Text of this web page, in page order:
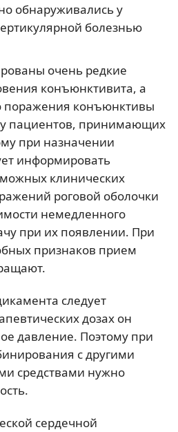
обнаруживались у
болезнью
очень редкие
конъюнктивита, а
поражения конъюнктивы
пациентов, принимающих
при назначении
информировать
клинических
роговой оболочки
немедленного
при их появлении. При
признаков прием
следует
дозах он
давление. Поэтому при
с другими
средствами нужно
сердечной